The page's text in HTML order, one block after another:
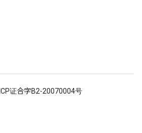
ICP证合字B2-20070004号